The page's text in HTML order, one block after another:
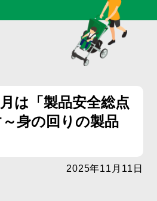
は「製品安全総点
身の回りの製品
2025年11月11日